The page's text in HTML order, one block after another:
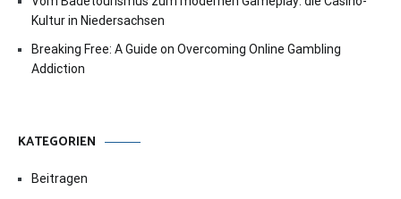
Kultur in Niedersachsen
Breaking Free: A Guide on Overcoming Online Gambling
Addiction
KATEGORIEN
Beitragen